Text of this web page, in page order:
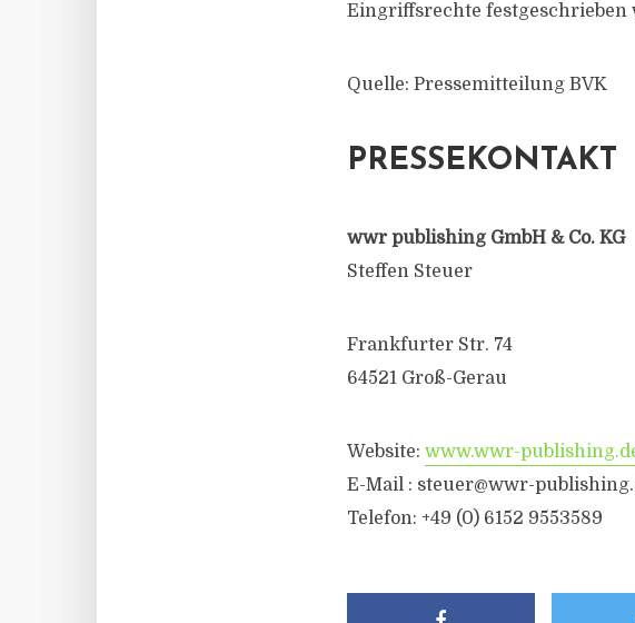
Eingriffsrechte festgeschrieben
Quelle: Pressemitteilung BVK
PRESSEKONTAKT
wwr publishing GmbH & Co. KG
Steffen Steuer
Frankfurter Str. 74
64521 Groß-Gerau
Website: www.wwr-
E-Mail : steuer@wwr-
Telefon: +49 (0) 6152 9553589